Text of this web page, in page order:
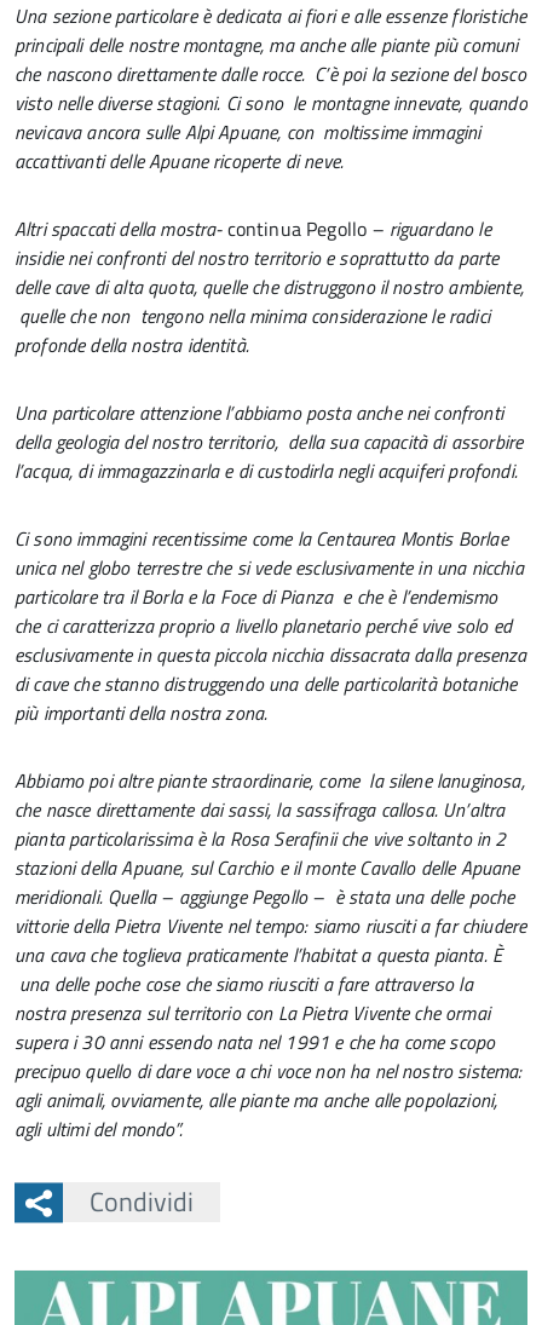
Una sezione particolare è dedicata ai fiori e alle essenze floristiche
principali delle nostre montagne, ma anche alle piante più comuni
che nascono direttamente dalle rocce. C’è poi la sezione del bosco
visto nelle diverse stagioni. Ci sono le montagne innevate, quando
nevicava ancora sulle Alpi Apuane, con moltissime immagini
accattivanti delle Apuane ricoperte di neve.
Altri spaccati della mostra-continua Pegollo – riguardano le
insidie nei confronti del nostro territorio e soprattutto da parte
delle cave di alta quota, quelle che distruggono il nostro ambiente,
quelle che non tengono nella minima considerazione le radici
profonde della nostra identità.
Una particolare attenzione l’abbiamo posta anche nei confronti
della geologia del nostro territorio, della sua capacità di assorbire
l’acqua, di immagazzinarla e di custodirla negli acquiferi profondi.
Ci sono immagini recentissime come la Centaurea Montis Borlae
unica nel globo terrestre che si vede esclusivamente in una nicchia
particolare tra il Borla e la Foce di Pianza e che è l’endemismo
che ci caratterizza proprio a livello planetario perché vive solo ed
esclusivamente in questa piccola nicchia dissacrata dalla presenza
di cave che stanno distruggendo una delle particolarità botaniche
più importanti della nostra zona.
Abbiamo poi altre piante straordinarie, come la silene lanuginosa,
che nasce direttamente dai sassi, la sassifraga callosa. Un’altra
pianta particolarissima è la Rosa Serafinii che vive soltanto in 2
stazioni della Apuane, sul Carchio e il monte Cavallo delle Apuane
meridionali. Quella – aggiunge Pegollo – è stata una delle poche
vittorie della Pietra Vivente nel tempo: siamo riusciti a far chiudere
una cava che toglieva praticamente l’habitat a questa pianta. È
una delle poche cose che siamo riusciti a fare attraverso la
nostra presenza sul territorio con La Pietra Vivente che ormai
supera i 30 anni essendo nata nel 1991 e che ha come scopo
precipuo quello di dare voce a chi voce non ha nel nostro sistema:
agli animali, ovviamente, alle piante ma anche alle popolazioni,
agli ultimi del mondo”.
Condividi